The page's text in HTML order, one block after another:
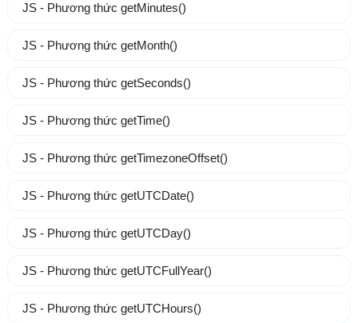
JS - Phương thức getMinutes()
JS - Phương thức getMonth()
JS - Phương thức getSeconds()
JS - Phương thức getTime()
JS - Phương thức getTimezoneOffset()
JS - Phương thức getUTCDate()
JS - Phương thức getUTCDay()
JS - Phương thức getUTCFullYear()
JS - Phương thức getUTCHours()